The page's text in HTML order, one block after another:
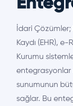
İdari Çözümler;
Kaydı (EHR),
Kurumu
entegrasyonlar
sunumunun
sağlar. Bu